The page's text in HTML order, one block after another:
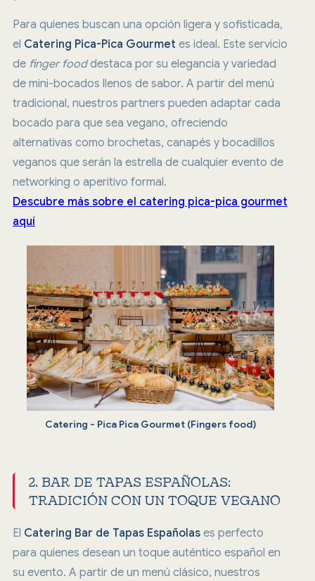
Para quienes buscan una opción ligera y sofisticada,
el Catering Pica-Pica Gourmet es ideal. Este servicio
de finger fooddestaca por su elegancia y variedad
de mini-bocados llenos de sabor. A partir del menú
tradicional, nuestros partners pueden adaptar cada
bocado para que sea vegano, ofreciendo
alternativas como brochetas, canapés y bocadillos
veganos que serán la estrella de cualquier evento de
networking o aperitivo formal.
Descubre más sobre el catering pica-pica gourmet
aquí
Catering - Pica Pica Gourmet (Fingers food)
2. BAR DE TAPAS ESPAÑOLAS:
TRADICIÓN CON UN TOQUE VEGANO
El Catering Bar de Tapas Españolases perfecto
para quienes desean un toque auténtico español en
su evento. A partir de un menú clásico, nuestros